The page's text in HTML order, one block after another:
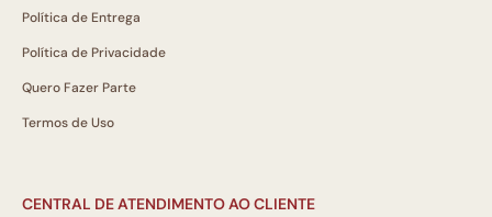
Política de Entrega
Política de Privacidade
Quero Fazer Parte
Termos de Uso
CENTRAL DE ATENDIMENTO AO CLIENTE